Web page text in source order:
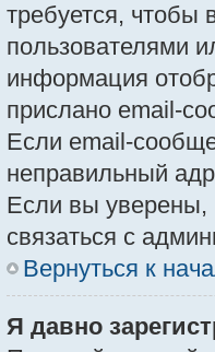
требуется, чтобы
пользователями
информация
прислано email-
Если email-
неправильный
Если вы уверены,
связаться с
Вернуться к
Я давно